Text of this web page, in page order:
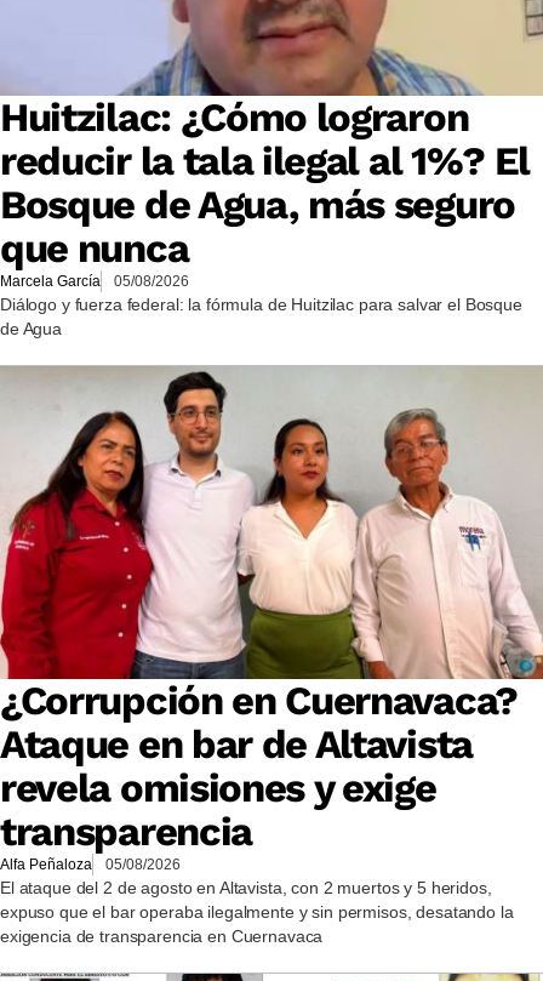
Huitzilac: ¿Cómo lograron
reducir la tala ilegal al 1%? El
Bosque de Agua, más seguro
que nunca
Marcela García 05/08/2026
Diálogo y fuerza federal: la fórmula de Huitzilac para salvar el Bosque
de Agua
¿Corrupción en Cuernavaca?
Ataque en bar de Altavista
revela omisiones y exige
transparencia
Alfa Peñaloza 05/08/2026
El ataque del 2 de agosto en Altavista, con 2 muertos y 5 heridos,
expuso que el bar operaba ilegalmente y sin permisos, desatando la
exigencia de transparencia en Cuernavaca